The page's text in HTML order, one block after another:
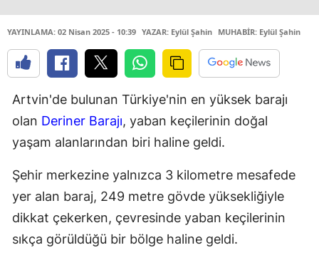
YAYINLAMA: 02 Nisan 2025 - 10:39 YAZAR: Eylül Şahin MUHABİR: Eylül Şahin
Artvin'de bulunan Türkiye'nin en yüksek barajı
olan Deriner Barajı, yaban keçilerinin doğal
yaşam alanlarından biri haline geldi.
Şehir merkezine yalnızca 3 kilometre mesafede
yer alan baraj, 249 metre gövde yüksekliğiyle
dikkat çekerken, çevresinde yaban keçilerinin
sıkça görüldüğü bir bölge haline geldi.